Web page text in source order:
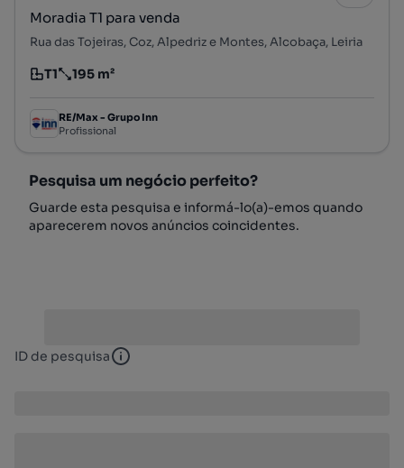
Moradia T1 para venda
Rua das Tojeiras, Coz, Alpedriz e Montes, Alcobaça, Leiria
Tipologia
T1
Preço por metro quadrado
195 m²
RE/Max - Grupo Inn
Profissional
Pesquisa um negócio perfeito?
Guarde esta pesquisa e informá-lo(a)-emos quando
aparecerem novos anúncios coincidentes.
ID de pesquisa ID de pesquisa